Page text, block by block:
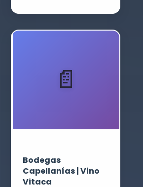
Bodegas
Capellanías | Vino
Vitaca